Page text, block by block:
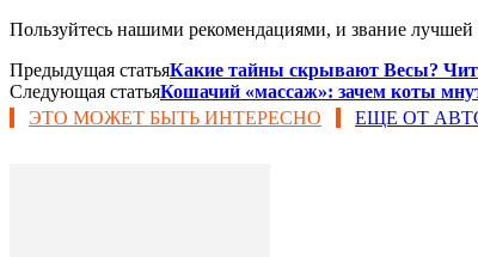
Пользуйтесь нашими рекомендациями, и звание лучшей
Предыдущая статьяКакие тайны скрывают Весы?
Следующая статьяКошачий «массаж»: зачем коты
ЭТО МОЖЕТ БЫТЬ ИНТЕРЕСНО
ЕЩЕ ОТ